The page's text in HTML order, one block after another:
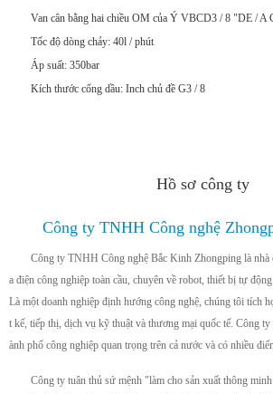
Van cân bằng hai chiều OM của Ý VBCD3 / 8 "DE / A
Tốc độ dòng chảy: 40l / phút
Áp suất: 350bar
Kích thước cổng dầu: Inch chủ đề G3 / 8
Hồ sơ công ty
Công ty TNHH Công nghệ
Công ty TNHH Công nghệ Bắc Kinh Zhongping là nhà
a điện công nghiệp toàn cầu, chuyên về robot, thiết bị tự
Là một doanh nghiệp định hướng công nghệ, chúng tôi tích
t kế, tiếp thị, dịch vụ kỹ thuật và thương mại quốc tế. Công
ành phố công nghiệp quan trọng trên cả nước và có nhiều
Công ty tuân thủ sứ mệnh "làm cho sản xuất thông